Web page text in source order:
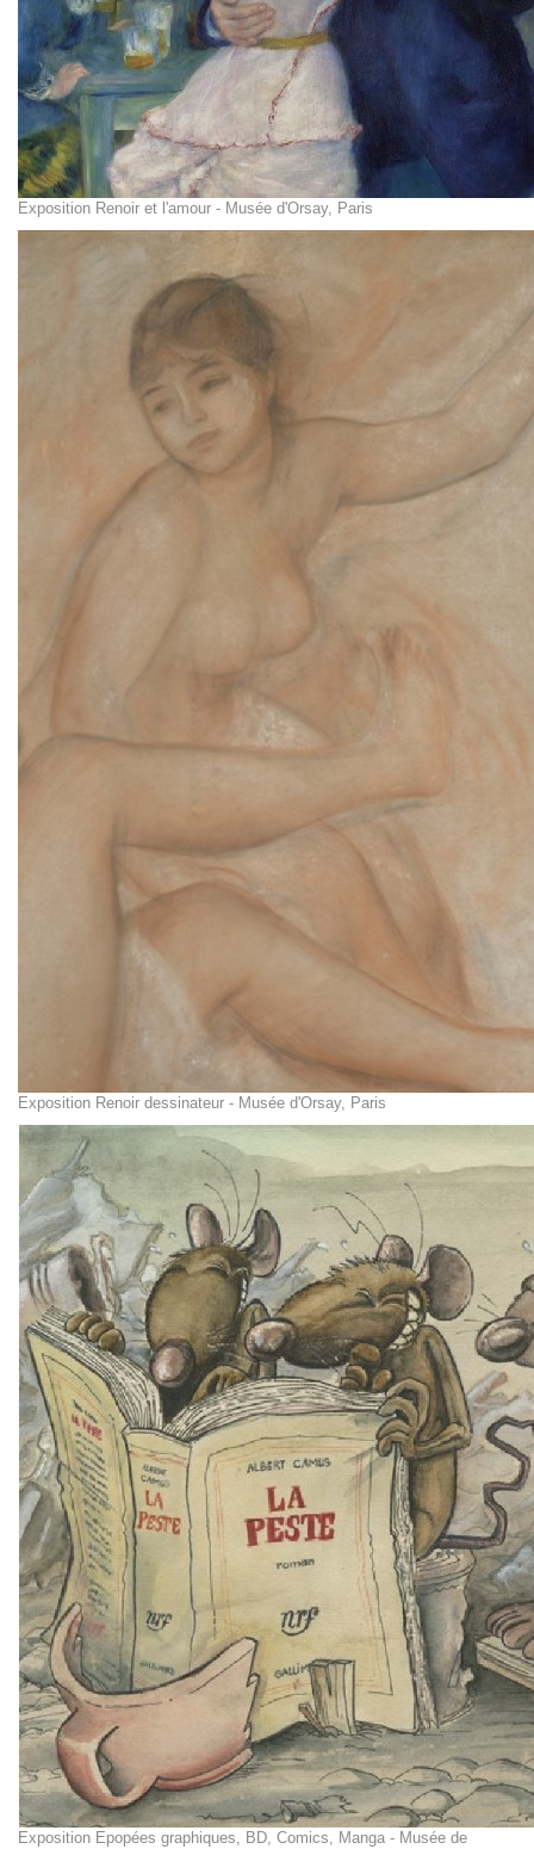
Exposition Renoir et l'amour - Musée d'Orsay, Paris
Exposition Renoir dessinateur - Musée d'Orsay, Paris
Exposition Epopées graphiques, BD, Comics, Manga - Musée de